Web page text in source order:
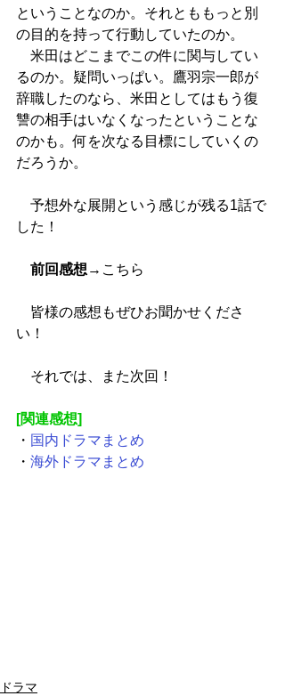
ということなのか。それとももっと別
の目的を持って行動していたのか。
米田はどこまでこの件に関与してい
るのか。疑問いっぱい。鷹羽宗一郎が
辞職したのなら、米田としてはもう復
讐の相手はいなくなったということな
のかも。何を次なる目標にしていくの
だろうか。
予想外な展開という感じが残る1話で
した！
前回感想 → こちら
皆様の感想もぜひお聞かせくださ
い！
それでは、また次回！
[関連感想]
・ 国内ドラマまとめ
・ 海外ドラマまとめ
ドラマ